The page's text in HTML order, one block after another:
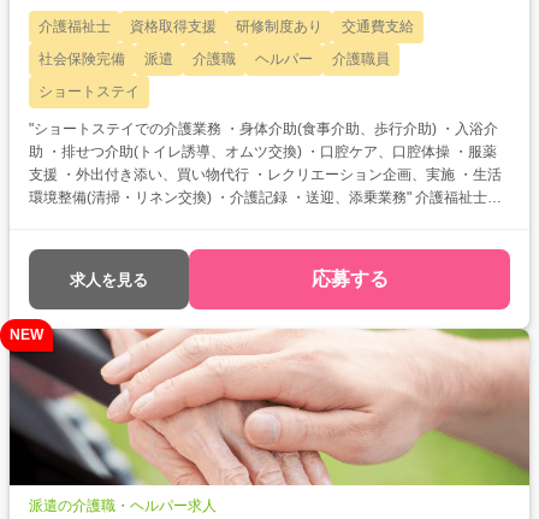
介護福祉士 資格取得支援 研修制度あり
交通費支給
社会保険完備
派遣 介護職 ヘルパー
介護職員
ショートステイ
"ショートステイでの介護業務 ・身体介助(食事介助、歩行介助) ・入浴介
助 ・排せつ介助(トイレ誘導、オムツ交換) ・口腔ケア、口腔体操 ・服薬
支援 ・外出付き添い、買い物代行 ・レクリエーション企画、実施 ・生活
環境整備(清掃・リネン交換) ・介護記録 ・送迎、添乗業務" 介護福祉士を
で働きたい) ・対人スキルアップ (幅広20代～60代活躍中の職場でコミュ
ニケーション力を磨きたい)
求人を見る 応募する
NEW
派遣の介護職・ヘルパー求人